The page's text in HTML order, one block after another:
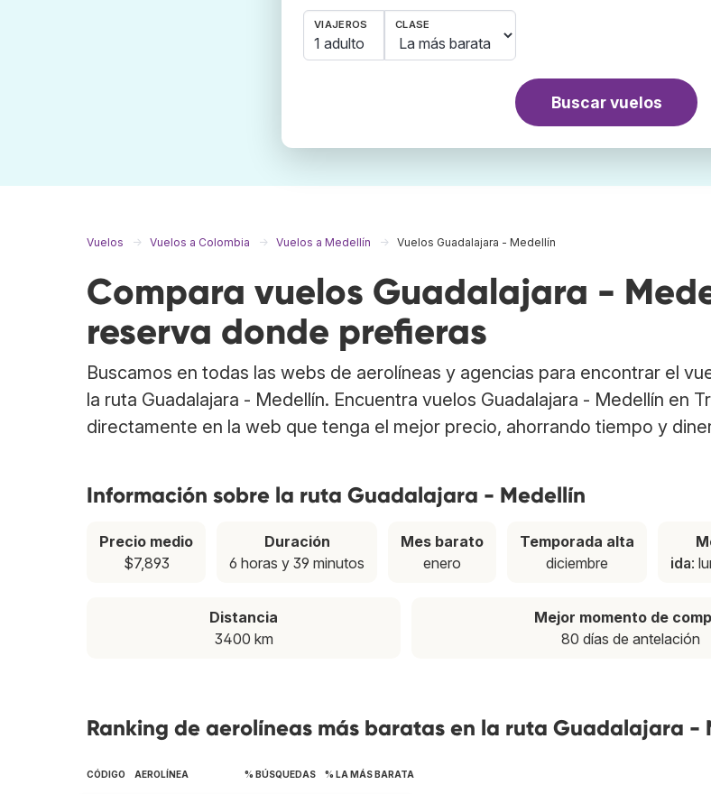
VIAJEROS
1 adulto
CLASE
Buscar vuelos
Vuelos Vuelos a Colombia Vuelos a Medellín Vuelos Guadalajara - Medellín
Compara vuelos Guadalajara -
reserva donde prefieras
Buscamos en todas las webs de aerolíneas y agencias para encontrar el
la ruta Guadalajara - Medellín. Encuentra vuelos Guadalajara - Medellín en
directamente en la web que tenga el mejor precio, ahorrando tiempo y
Información sobre la ruta Guadalajara - Medellín
Precio medio
$7,893
Duración
6 horas y 39 minutos
Mes barato
enero
Temporada alta
diciembre
ida:
Distancia
3400 km
Mejor momento de
80 días de antelación
Ranking de aerolíneas más baratas en la ruta Guadalajara -
CÓDIGO AEROLÍNEA % BÚSQUEDAS % LA MÁS BARATA